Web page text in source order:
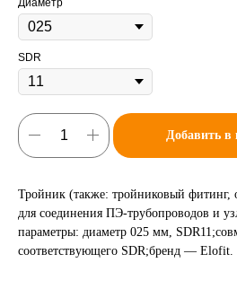
SDR
Добавить в
Тройник (также: тройниковый фитинг,
для соединения ПЭ-трубопроводов и
параметры: диаметр 025 мм,
соответствующего SDR;бренд — Elofit.